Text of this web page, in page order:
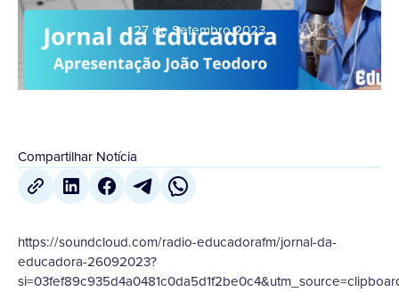
27 de Setembro,2023
Compartilhar Notícia
https://soundcloud.com/radio-educadorafm/jornal-da-
educadora-26092023?